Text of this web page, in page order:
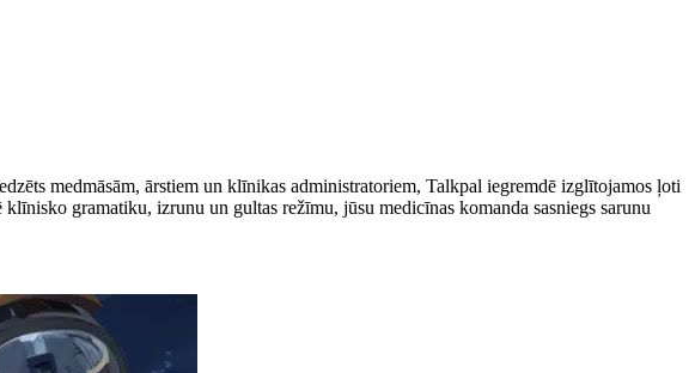
medmāsām, ārstiem un klīnikas administratoriem, Talkpal iegremdē izglītojamos ļoti
gramatiku, izrunu un gultas režīmu, jūsu medicīnas komanda sasniegs sarunu